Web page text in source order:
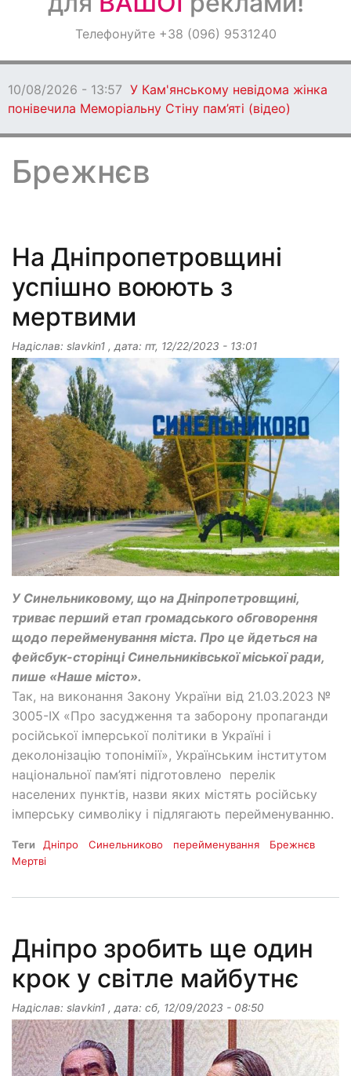
ОголошенняТелефонуйте +38 (096) 9531240
10/08/2026 - 13:50 У Дніпрі жінка
здала Starlink окупантам за гроші
Брежнєв
На Дніпропетровщині
успішно воюють з
мертвими
Надіслав: slavkin1 , дата: пт, 12/22/2023 - 13:01
У Синельниковому, що на Дніпропетровщині,
триває перший етап громадського обговорення
щодо перейменування міста. Про це йдеться на
фейсбук-сторінці Синельниківської міської ради,
пише «Наше місто».
Так, на виконання Закону України від 21.03.2023 №
3005-IX «Про засудження та заборону пропаганди
російської імперської політики в Україні і
деколонізацію топонімії», Українським інститутом
національної пам’яті підготовлено перелік
населених пунктів, назви яких містять російську
імперську символіку і підлягають перейменуванню.
Теги Дніпро Синельниково перейменування
Брежнєв
Мертві
Дніпро зробить ще один
крок у світле майбутнє
Надіслав: slavkin1 , дата: сб, 12/09/2023 - 08:50